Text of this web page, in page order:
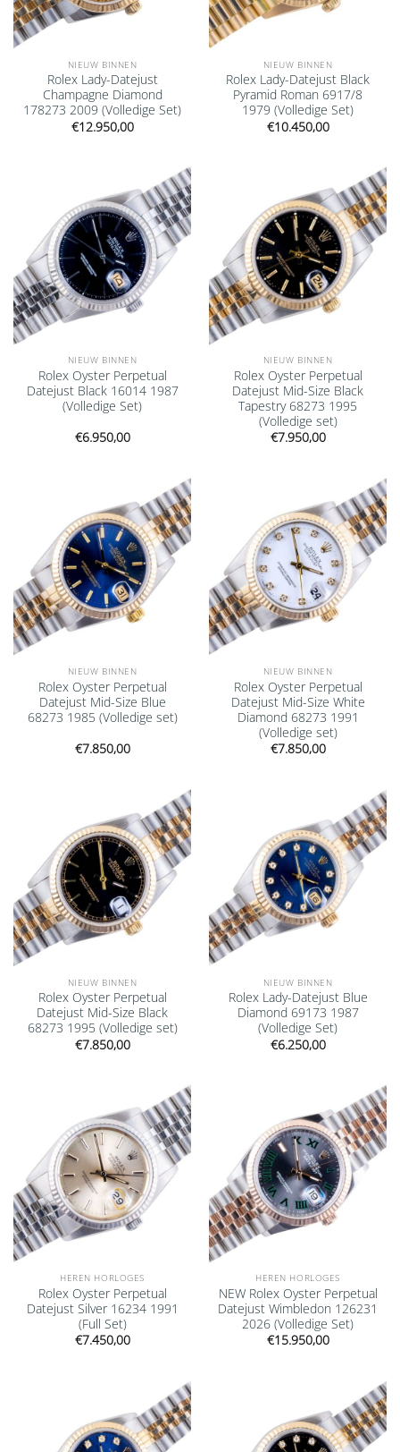
NIEUW BINNEN
Rolex Lady-Datejust
Champagne Diamond
178273 2009 (Volledige Set)
€12.950,00
NIEUW BINNEN
Rolex Lady-Datejust Black
Pyramid Roman 6917/8
1979 (Volledige Set)
€10.450,00
Add to
wishlist
NIEUW BINNEN
Rolex Oyster Perpetual
Datejust Black 16014 1987
(Volledige Set)
€6.950,00
Add to
wishlist
NIEUW BINNEN
Rolex Oyster Perpetual
Datejust Mid-Size Black
Tapestry 68273 1995
(Volledige set)
€7.950,00
Add to
wishlist
NIEUW BINNEN
Rolex Oyster Perpetual
Datejust Mid-Size Blue
68273 1985 (Volledige set)
€7.850,00
Add to
wishlist
NIEUW BINNEN
Rolex Oyster Perpetual
Datejust Mid-Size White
Diamond 68273 1991
(Volledige set)
€7.850,00
Add to
wishlist
NIEUW BINNEN
Rolex Oyster Perpetual
Datejust Mid-Size Black
68273 1995 (Volledige set)
€7.850,00
Add to
wishlist
NIEUW BINNEN
Rolex Lady-Datejust Blue
Diamond 69173 1987
(Volledige Set)
€6.250,00
Add to
wishlist
HEREN HORLOGES
Rolex Oyster Perpetual
Datejust Silver 16234 1991
(Full Set)
€7.450,00
Add to
wishlist
HEREN HORLOGES
NEW Rolex Oyster Perpetual
Datejust Wimbledon 126231
2026 (Volledige Set)
€15.950,00
Add to
wishlist
Add to
wishlist